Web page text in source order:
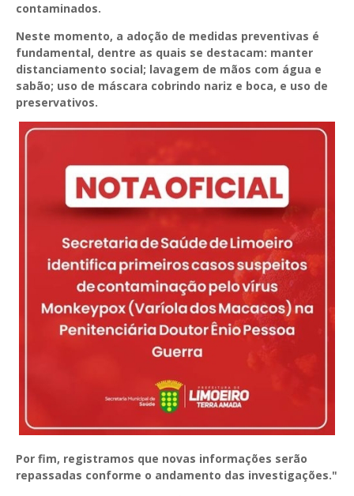
contaminados.
Neste momento, a adoção de medidas preventivas é
fundamental, dentre as quais se destacam: manter
distanciamento social; lavagem de mãos com água e
sabão; uso de máscara cobrindo nariz e boca, e uso de
preservativos.
Por fim, registramos que novas informações serão
repassadas conforme o andamento das investigações."